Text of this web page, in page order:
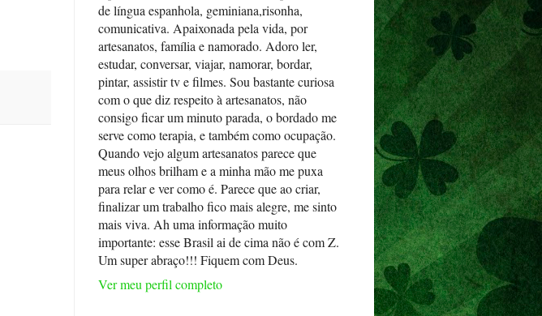
de língua espanhola, geminiana,risonha,
comunicativa. Apaixonada pela vida, por
artesanatos, família e namorado. Adoro ler,
estudar, conversar, viajar, namorar, bordar,
pintar, assistir tv e filmes. Sou bastante curiosa
com o que diz respeito à artesanatos, não
consigo ficar um minuto parada, o bordado me
serve como terapia, e também como ocupação.
Quando vejo algum artesanatos parece que
meus olhos brilham e a minha mão me puxa
para relar e ver como é. Parece que ao criar,
finalizar um trabalho fico mais alegre, me sinto
mais viva. Ah uma informação muito
importante: esse Brasil ai de cima não é com Z.
Um super abraço!!! Fiquem com Deus.
Ver meu perfil completo